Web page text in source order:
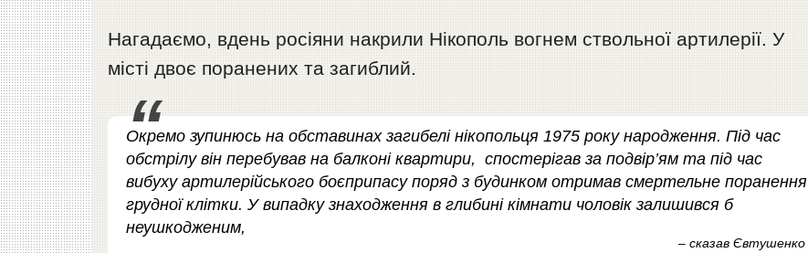
Нагадаємо, вдень росіяни накрили Нікополь вогнем ствольної артилерії. У
місті двоє поранених та загиблий.
Окремо зупинюсь на обставинах загибелі нікопольця 1975 року народження. Під час
обстрілу він перебував на балконі квартири, спостерігав за подвір’ям та під час
вибуху артилерійського боєприпасу поряд з будинком отримав смертельне поранення
грудної клітки. У випадку знаходження в глибині кімнати чоловік залишився б
неушкодженим,
– сказав Євтушенко